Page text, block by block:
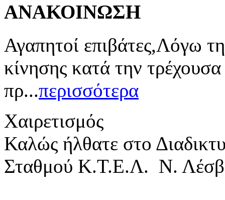
ΑΝΑΚΟΙΝΩΣΗ
Αγαπητοί επιβάτες,Λόγω
κίνησης κατά την
πρ...περισσότερα
Χαιρετισμός
Καλώς ήλθατε στο
Σταθμού Κ.Τ.Ε.Λ. Ν.